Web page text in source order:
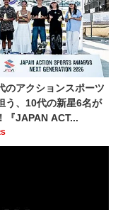
のアクションスポーツ
う、10代の新星6名が
『JAPAN ACT...